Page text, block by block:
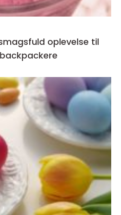
oplevelse til